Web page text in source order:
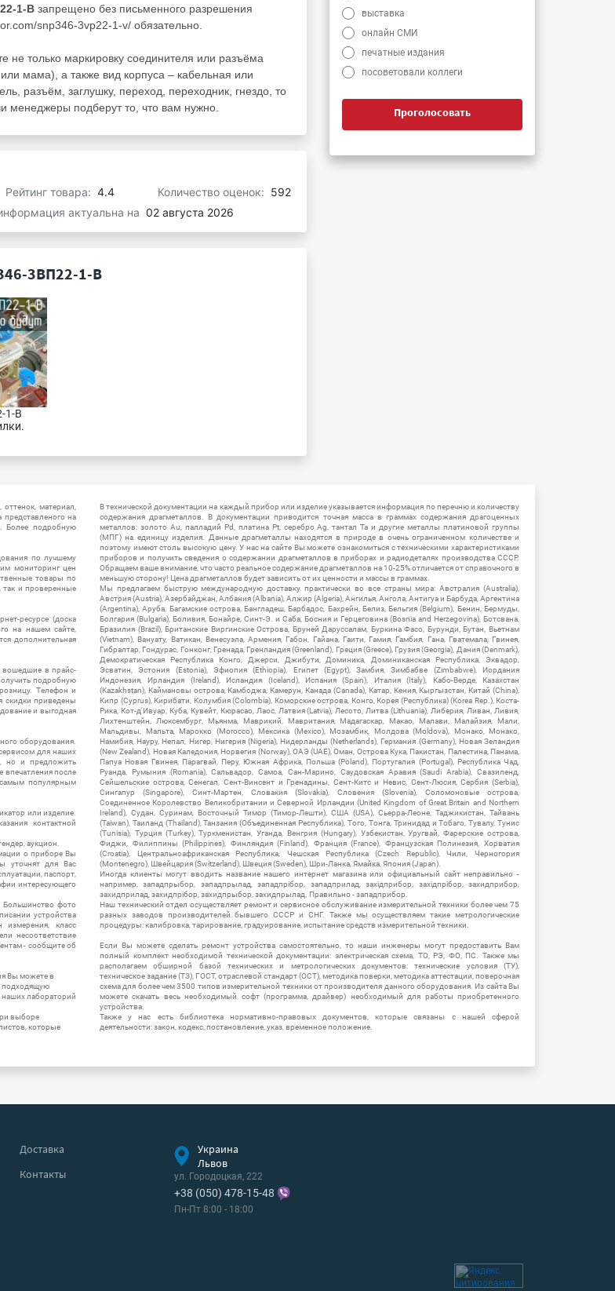
1-В запрещено без письменного разрешения
snp346-3vp22-1-v/ обязательно.
не только маркировку соединителя или разъёма
мама), а также вид корпуса – кабельная или
разъём, заглушку, переход, переходник, гнездо, то
менеджеры подберут то, что вам нужно.
Рейтинг товара: 4.4 Количество оценок: 592
актуальна на 02 августа 2026
3ВП22-1-В
1-В
выставка
онлайн СМИ
печатные издания
посоветовали коллеги
Проголосовать
материал,
представленого на
Более подробную
по лучшему
мониторинг цен
товары по
и проверенные
ресурсе (доска
на нашем сайте,
дополнительная
вошедшие в прайс-
подробную
Телефон и
скидки приведены
и выгодная
оборудования.
для наших
но и предложить
впечатления после
самым популярным
или изделие.
контактной
аукцион.
о приборе Вы
уточнят для Вас
паспорт,
интересующего
Большинство фото
устройства
измерения, класс
несоответствие
- сообщите об
Вы можете в
подходящую
наших лабораторий
выборе
которые
В технической документации на каждый прибор или изделие указывается информация по перечню и количеству
содержания драгметаллов. В документации приводится точная масса в граммах содержания драгоценных
металлов: золото Au, палладий Pd, платина Pt, серебро Ag, тантал Ta и другие металлы платиновой группы
(МПГ) на единицу изделия. Данные драгметаллы находятся в природе в очень ограниченном количестве и
поэтому имеют столь высокую цену. У нас на сайте Вы можете ознакомиться с техническими характеристиками
приборов и получить сведения о содержании драгметаллов в приборах и радиодеталях производства СССР.
Обращаем ваше внимание, что часто реальное содержание драгметаллов на 10-25% отличается от справочного в
меньшую сторону! Цена драгметаллов будет зависить от их ценности и массы в граммах.
Мы предлагаем быструю международную доставку практически во все страны мира: Австралия (Australia),
Австрия (Austria), Азербайджан, Албания (Albania), Алжир (Algeria), Ангилья, Ангола, Антигуа и Барбуда, Аргентина
(Argentina), Аруба, Багамские острова, Бангладеш, Барбадос, Бахрейн, Белиз, Бельгия (Belgium), Бенин, Бермуды,
Болгария (Bulgaria), Боливия, Бонайре, Синт-Э. и Саба, Босния и Герцеговина (Bosnia and Herzegovina), Ботсвана,
Бразилия (Brazil), Британские Виргинские Острова, Бруней Даруссалам, Буркина Фасо, Бурунди, Бутан, Вьетнам
(Vietnam), Вануату, Ватикан, Венесуэла, Армения, Габон, Гайана, Гаити, Гамия, Гамбия, Гана, Гватемала, Гвинея,
Гибралтар, Гондурас, Гонконг, Гренада, Гренландия (Greenland), Греция (Greece), Грузия (Georgia), Дания (Denmark),
Демократическая Республика Конго, Джерси, Джибути, Доминика, Доминиканская Республика, Эквадор,
Эсватин, Эстония (Estonia), Эфиопия (Ethiopia), Египет (Egypt), Замбия, Зимбабве (Zimbabwe), Иордания
Индонезия, Ирландия (Ireland), Исландия (Iceland), Испания (Spain), Италия (Italy), Кабо-Верде, Казахстан
(Kazakhstan), Каймановы острова, Камбоджа, Камерун, Канада (Canada), Катар, Кения, Кыргызстан, Китай (China),
Кипр (Cyprus), Кирибати, Колумбия (Colombia), Коморские острова, Конго, Корея (Республика) (Korea Rep.), Коста-
Рика, Кот-д'Ивуар, Куба, Кувейт, Кюрасао, Лаос, Латвия (Latvia), Лесото, Литва (Lithuania), Либерия, Ливан, Ливия,
Лихтенштейн, Люксембург, Мьянма, Маврикий, Мавритания, Мадагаскар, Макао, Малави, Малайзия, Мали,
Мальдивы, Мальта, Марокко (Morocco), Мексика (Mexico), Мозамбик, Молдова (Moldova), Монако, Монако,
Намибия, Науру, Непал, Нигер, Нигерия (Nigeria), Нидерланды (Netherlands), Германия (Germany), Новая Зеландия
(New Zealand), Новая Каледония, Норвегия (Norway), ОАЭ (UAE), Оман, Острова Кука, Пакистан, Палестина, Панама,
Папуа Новая Гвинея, Парагвай, Перу, Южная Африка, Польша (Poland), Португалия (Portugal), Республика Чад,
Руанда, Румыния (Romania), Сальвадор, Самоа, Сан-Марино, Саудовская Аравия (Saudi Arabia), Свазиленд,
Сейшельские острова, Сенегал, Сент-Винсент и Гренадины, Сент-Китс и Невис, Сент-Люсия, Сербия (Serbia),
Сингапур (Singapore), Синт-Мартен, Словакия (Slovakia), Словения (Slovenia), Соломоновые острова,
Соединенное Королевство Великобритании и Северной Ирландии (United Kingdom of Great Britain and Northern
Ireland), Судан, Суринам, Восточный Тимор (Тимор-Лешти), США (USA), Сьерра-Леоне, Таджикистан, Тайвань
(Taiwan), Таиланд (Thailand), Танзания (Объединенная Республика), Того, Тонга, Тринидад и Тобаго, Тувалу, Тунис
(Tunisia), Турция (Turkey), Туркменистан, Уганда, Венгрия (Hungary), Узбекистан, Уругвай, Фарерские острова,
Фиджи, Филиппины (Philippines), Финляндия (Finland), Франция (France), Французская Полинезия, Хорватия
(Croatia), Центральноафриканская Республика, Чешская Республика (Czech Republic), Чили, Черногория
(Montenegro), Швейцария (Switzerland), Швеция (Sweden), Шри-Ланка, Ямайка, Япония (Japan).
Иногда клиенты могут вводить название нашего интернет магазина или официальный сайт неправильно -
например, западпрыбор, западпрылад, западпрібор, западприлад, західприбор, західпрібор, захидприбор,
захидприлад, захидпрібор, захидпрыбор, захидпрылад. Правильно - западприбор.
Наш технический отдел осуществляет ремонт и сервисное обслуживание измерительной техники более чем 75
разных заводов производителей бывшего СССР и СНГ. Также мы осуществляем такие метрологические
процедуры: калибровка, тарирование, градуирование, испытание средств измерительной техники.
Если Вы можете сделать ремонт устройства самостоятельно, то наши инженеры могут предоставить Вам
полный комплект необходимой технической документации: электрическая схема, ТО, РЭ, ФО, ПС. Также мы
располагаем обширной базой технических и метрологических документов: технические условия (ТУ),
техническое задание (ТЗ), ГОСТ, отраслевой стандарт (ОСТ), методика поверки, методика аттестации, поверочная
схема для более чем 3500 типов измерительной техники от производителя данного оборудования. Из сайта Вы
можете скачать весь необходимый софт (программа, драйвер) необходимый для работы приобретенного
устройства.
Также у нас есть библиотека нормативно-правовых документов, которые связаны с нашей сферой
деятельности: закон, кодекс, постановление, указ, временное положение.
Доставка
Контакты
Украина
Львов
ул. Городоцкая, 222
+38 (050) 478-15-48
Пн-Пт 8:00 - 18:00